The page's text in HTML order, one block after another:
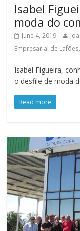
Isabel
moda do
June 4, 2019
Empresarial de Lafões
Isabel Figueira,
o desfile de moda
Read more